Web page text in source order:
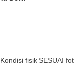
fisik SESUAI